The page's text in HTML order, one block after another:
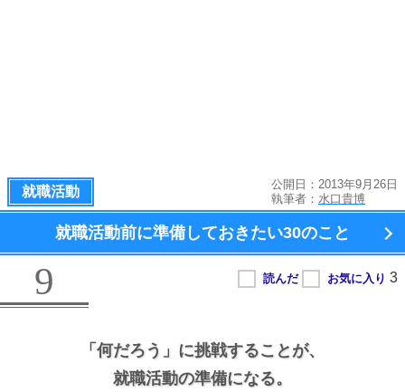
就職活動
公開日：2013年9月26日
執筆者： 水口貴博
就職活動前に準備しておきたい30のこと
9
「何だろう」に挑戦することが、
就職活動の準備になる。